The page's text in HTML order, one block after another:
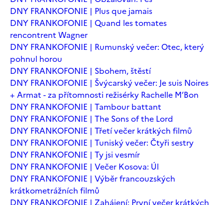
DNY FRANKOFONIE | Plus que jamais
DNY FRANKOFONIE | Quand les tomates
rencontrent Wagner
DNY FRANKOFONIE | Rumunský večer: Otec, který
pohnul horou
DNY FRANKOFONIE | Sbohem, štěstí
DNY FRANKOFONIE | Švýcarský večer: Je suis Noires
+ Armat - za přítomnosti režisérky Rachelle M’Bon
DNY FRANKOFONIE | Tambour battant
DNY FRANKOFONIE | The Sons of the Lord
DNY FRANKOFONIE | Třetí večer krátkých filmů
DNY FRANKOFONIE | Tuniský večer: Čtyři sestry
DNY FRANKOFONIE | Ty jsi vesmír
DNY FRANKOFONIE | Večer Kosova: Úl
DNY FRANKOFONIE | Výběr francouzských
krátkometrážních filmů
DNY FRANKOFONIE | Zahájení: První večer krátkých